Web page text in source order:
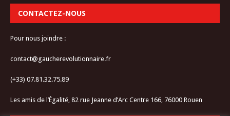
CONTACTEZ-NOUS
Pour nous joindre :
contact@gaucherevolutionnaire.fr
(+33) 07.81.32.75.89
Les amis de l’Égalité, 82 rue Jeanne d’Arc Centre 166, 76000 Rouen